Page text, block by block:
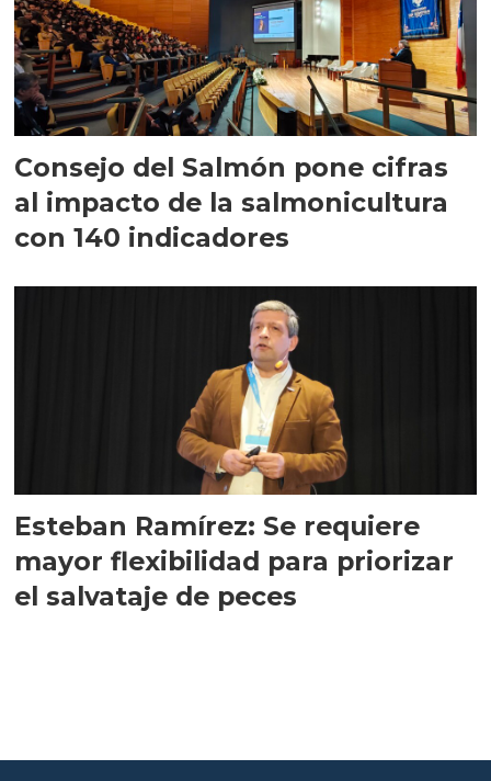
Consejo del Salmón pone cifras
al impacto de la salmonicultura
con 140 indicadores
Esteban Ramírez: Se requiere
mayor flexibilidad para priorizar
el salvataje de peces